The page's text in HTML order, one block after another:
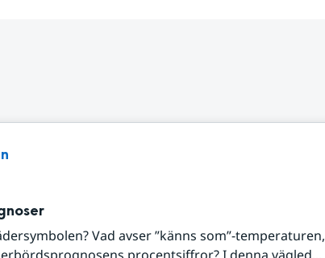
Vad avser ”känns som”-temperaturen,